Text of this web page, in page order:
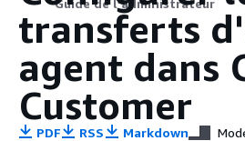
Guide de l’administrateur
transferts
agent dans
Customer
PDF RSS Markdown